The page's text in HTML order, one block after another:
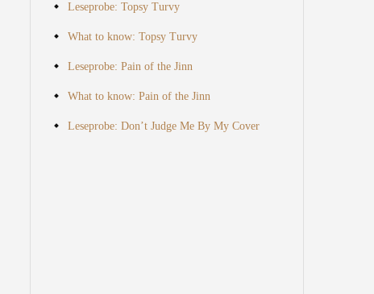
Leseprobe: Topsy Turvy
What to know: Topsy Turvy
Leseprobe: Pain of the Jinn
What to know: Pain of the Jinn
Leseprobe: Don’t Judge Me By My Cover